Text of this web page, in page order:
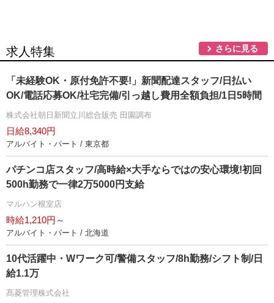
求人特集 さらに見る
「未経験OK・原付免許不要!」新聞配達スタッフ/日払い
OK/電話応募OK/社宅完備/引っ越し費用全額負担/1日5時間
株式会社朝日新聞立川総合販売 田園調布
日給8,340円
アルバイト・パート / 東京都
パチンコ店スタッフ/高時給×大手ならではの安心環境!初回
500h勤務で一律2万5000円支給
マルハン根室店
時給1,210円～
アルバイト・パート / 北海道
10代活躍中・Wワーク可/警備スタッフ/8h勤務/シフト制/日
給1.1万
髙菱管理株式会社